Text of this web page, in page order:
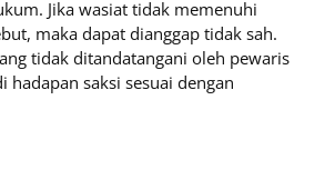
Jika wasiat tidak memenuhi
maka dapat dianggap tidak sah.
tidak ditandatangani oleh pewaris
hadapan saksi sesuai dengan